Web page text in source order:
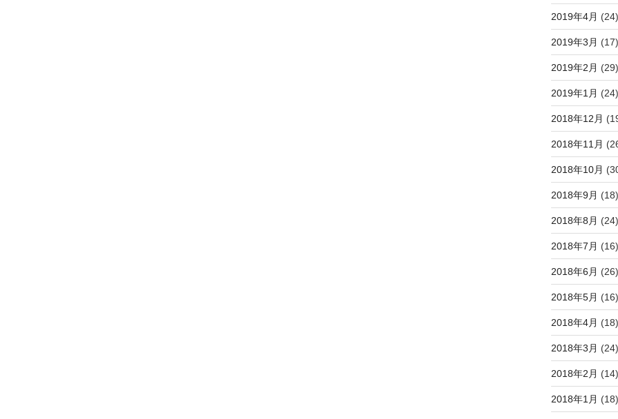
2019年4月 (24)
2019年3月 (17)
2019年2月 (29)
2019年1月 (24)
2018年12月
2018年11月
2018年10月
2018年9月 (18)
2018年8月 (24)
2018年7月 (16)
2018年6月 (26)
2018年5月 (16)
2018年4月 (18)
2018年3月 (24)
2018年2月 (14)
2018年1月 (18)